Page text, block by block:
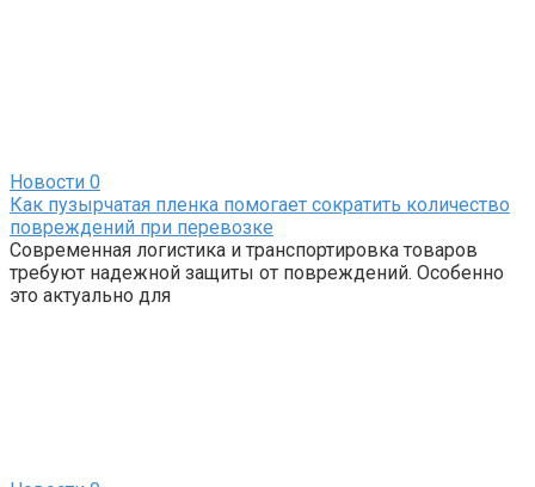
Новости 0
Как пузырчатая пленка помогает сократить количество
повреждений при перевозке
Современная логистика и транспортировка товаров
требуют надежной защиты от повреждений. Особенно
это актуально для